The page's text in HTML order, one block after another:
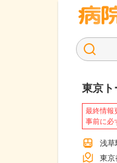
東京ト
最終情報
事前に必
浅草
東京